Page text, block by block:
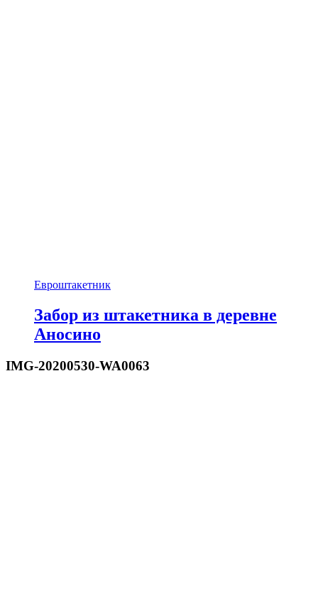
Евроштакетник
Забор из штакетника в деревне
Аносино
IMG-20200530-WA0063